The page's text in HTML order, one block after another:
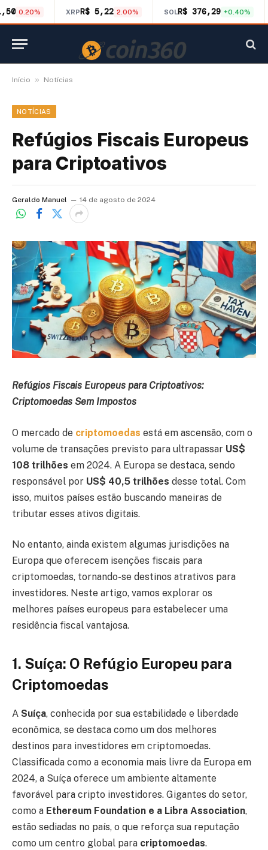
0.20% XRPR$ 5,22 2.00% SOLR$ 376,29 +0.40%
Início » Notícias
NOTÍCIAS
Refúgios Fiscais Europeus
para Criptoativos
Geraldo Manuel 14 de agosto de 2024
Refúgios Fiscais Europeus para Criptoativos:
Criptomoedas Sem Impostos
O mercado de criptomoedas está em ascensão, com o
volume de transações previsto para ultrapassar US$
108 trilhões em 2024. A Europa se destaca, sendo
responsável por US$ 40,5 trilhões desse total. Com
isso, muitos países estão buscando maneiras de
tributar esses ativos digitais.
No entanto, ainda existem algumas jurisdições na
Europa que oferecem isenções fiscais para
criptomoedas, tornando-se destinos atrativos para
investidores. Neste artigo, vamos explorar os
melhores países europeus para estabelecer uma
residência fiscal vantajosa.
1. Suíça: O Refúgio Europeu para
Criptomoedas
A Suíça, conhecida por sua estabilidade e liberdade
econômica, se destaca como um dos melhores
destinos para investidores em criptomoedas.
Classificada como a economia mais livre da Europa em
2024, a Suíça oferece um ambiente altamente
favorável para cripto investidores. Gigantes do setor,
como a Ethereum Foundation e a Libra Association,
estão sediadas no país, o que reforça sua reputação
como um centro global para criptomoedas.